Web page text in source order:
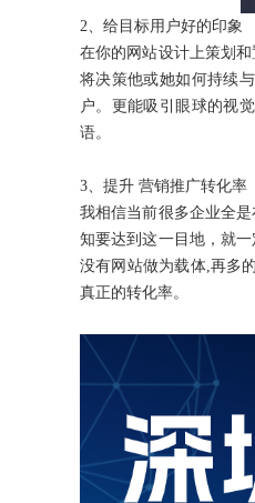
2、给目标用户好的印象
在你的网站设计上策划
将决策他或她如何持续
户。更能吸引眼球的视
语。
3、提升 营销推广转化率
我相信当前很多企业全
知要达到这一目地，就
没有网站做为载体,再多
真正的转化率。